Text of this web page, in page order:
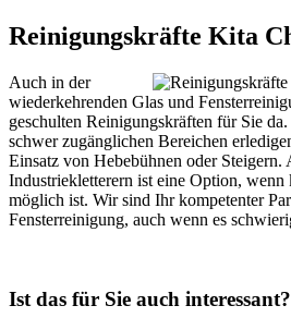
Reinigungskräfte Kita
Auch in der
wiederkehrenden Glas und
geschulten Reinigungskräften für Sie
schwer zugänglichen Bereichen
Einsatz von Hebebühnen oder Steigern.
Industriekletterern ist eine Option, wenn
möglich ist. Wir sind Ihr kompetenter
Fensterreinigung, auch wenn es
Ist das für Sie auch interessant?